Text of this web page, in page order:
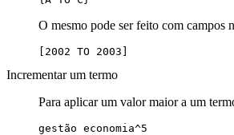
O mesmo pode ser feito com campos
[2002 TO 2003]
Incrementar um termo
Para aplicar um valor maior a um
gestão economia^5